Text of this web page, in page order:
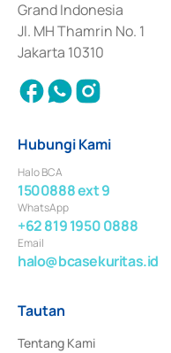
Grand Indonesia
Jl. MH Thamrin No. 1
Jakarta 10310
Hubungi Kami
Halo BCA
1500888 ext 9
WhatsApp
+62 819 1950 0888
Email
halo@bcasekuritas.id
Tautan
Tentang Kami